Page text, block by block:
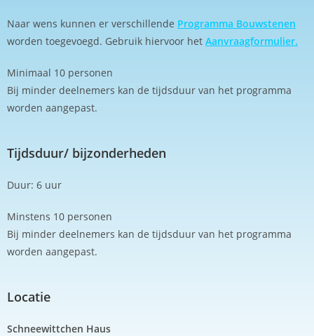
Naar wens kunnen er verschillende Programma Bouwstenen
worden toegevoegd. Gebruik hiervoor het Aanvraagformulier.
Minimaal 10 personen
Bij minder deelnemers kan de tijdsduur van het programma
worden aangepast.
Tijdsduur/ bijzonderheden
Duur: 6 uur
Minstens 10 personen
Bij minder deelnemers kan de tijdsduur van het programma
worden aangepast.
Locatie
Schneewittchen Haus